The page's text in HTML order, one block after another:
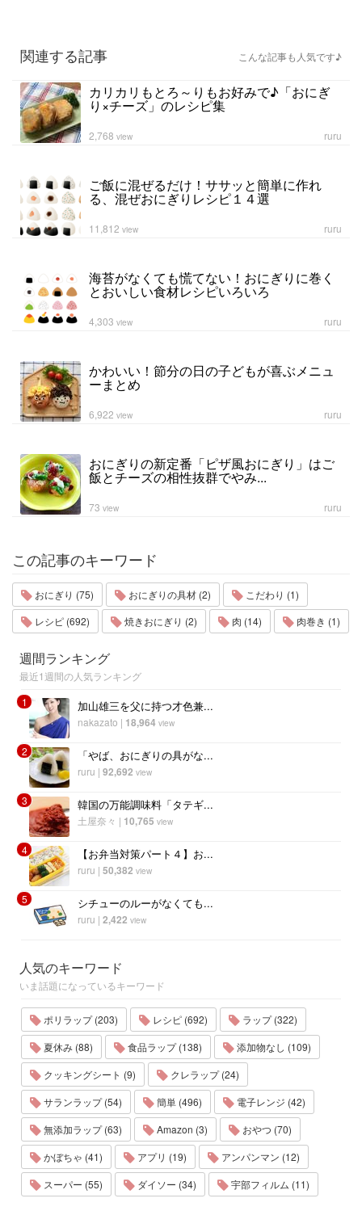
関連する記事 こんな記事も人気です♪
カリカリもとろ～りもお好みで♪「おにぎ
り×チーズ」のレシピ集
ruru
2,768 view
ご飯に混ぜるだけ！ササッと簡単に作れ
る、混ぜおにぎりレシピ１４選
ruru
11,812 view
海苔がなくても慌てない！おにぎりに巻く
とおいしい食材レシピいろいろ
ruru
4,303 view
かわいい！節分の日の子どもが喜ぶメニュ
ーまとめ
ruru
6,922 view
おにぎりの新定番「ピザ風おにぎり」はご
飯とチーズの相性抜群でやみ...
ruru
73 view
この記事のキーワード
おにぎり (75) おにぎりの具材 (2)
こだわり (1)
レシピ (692)
焼きおにぎり (2) 肉 (14) 肉巻き (1)
週間ランキング
最近1週間の人気ランキング
1
加山雄三を父に持つ才色兼...
nakazato | 18,964 view
2 「やば、おにぎりの具がな...
ruru | 92,692 view
3 韓国の万能調味料「タテギ...
土屋奈々 | 10,765 view
4 【お弁当対策パート４】お...
ruru | 50,382 view
5 シチューのルーがなくても...
ruru | 2,422 view
人気のキーワード
いま話題になっているキーワード
ポリラップ (203) レシピ (692)
ラップ (322)
夏休み (88)
食品ラップ (138)
添加物なし (109)
クッキングシート (9)
クレラップ (24)
サランラップ (54)
簡単 (496)
電子レンジ (42)
無添加ラップ (63)
Amazon (3)
おやつ (70)
かぼちゃ (41)
アプリ (19)
アンパンマン (12)
スーパー (55)
ダイソー (34) 宇部フィルム (11)